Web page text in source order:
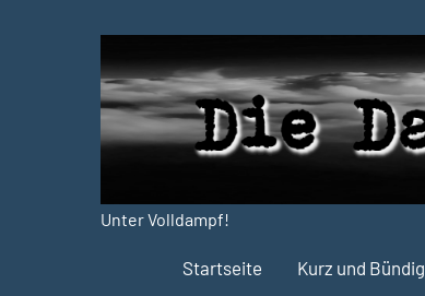
Unter Volldampf!
Startseite Kurz und Bündig